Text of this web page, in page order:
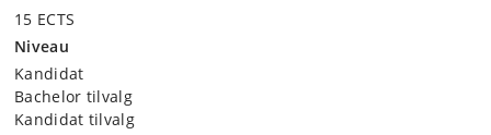
15 ECTS
Niveau
Kandidat
Bachelor tilvalg
Kandidat tilvalg